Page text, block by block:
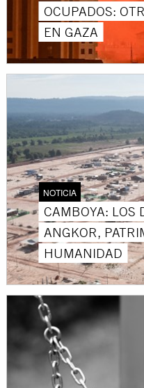
OCUPADOS:
EN GAZA
NOTICIA
CAMBOYA: LOS
ANGKOR,
HUMANIDAD